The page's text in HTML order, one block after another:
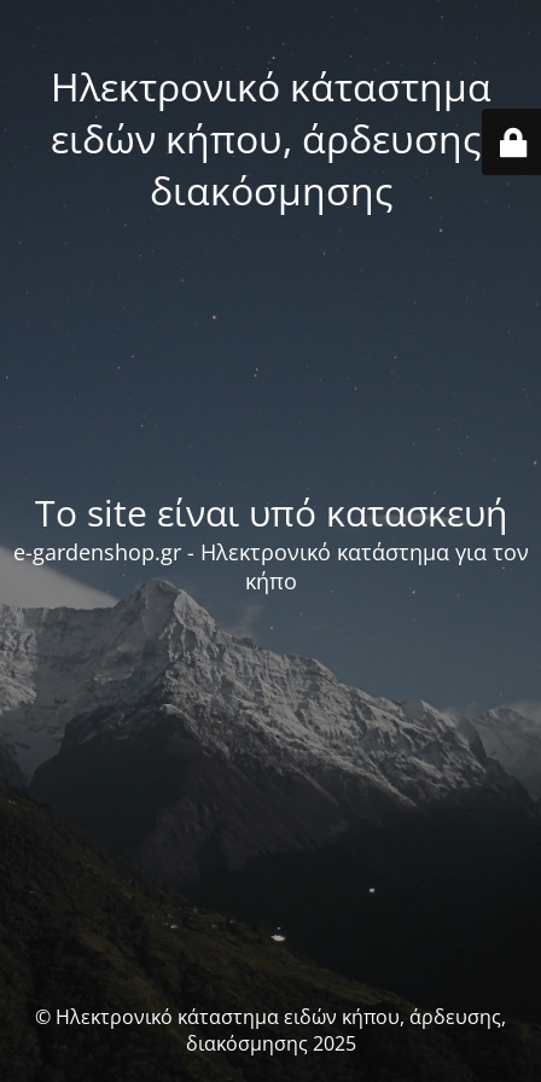
Ηλεκτρονικό κάταστημα
ειδών κήπου, άρδευσης,
διακόσμησης
Το site είναι υπό κατασκευή
e-gardenshop.gr - Ηλεκτρονικό κατάστημα για τον
κήπο
© Ηλεκτρονικό κάταστημα ειδών κήπου, άρδευσης,
διακόσμησης 2025